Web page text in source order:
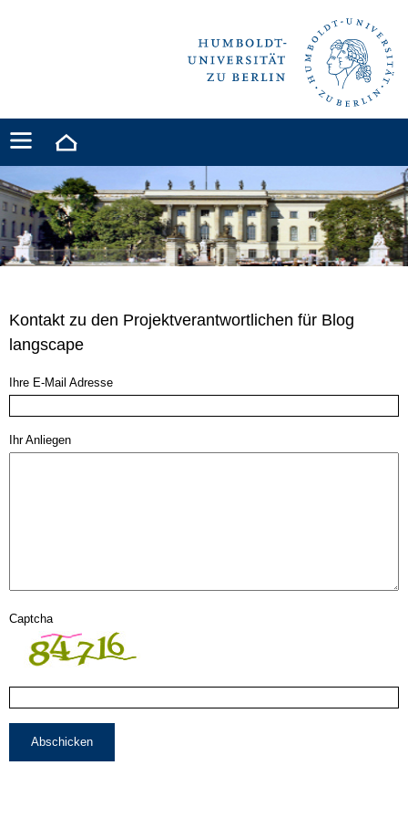
Kontakt zu den Projektverantwortlichen für Blog
langscape
Ihre E-Mail Adresse
Ihr Anliegen
Captcha
Abschicken